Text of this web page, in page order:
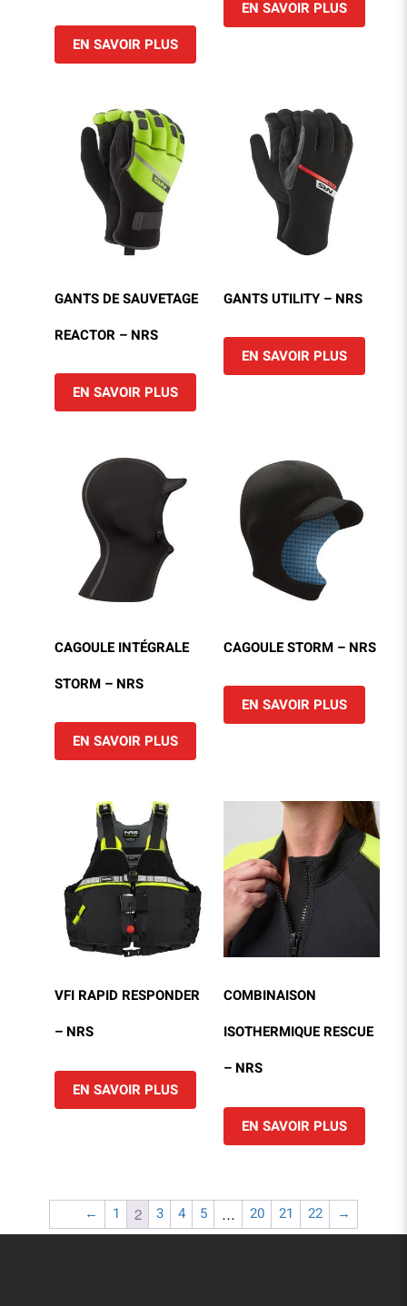
EN SAVOIR PLUS
EN SAVOIR PLUS
GANTS DE SAUVETAGE
REACTOR – NRS
EN SAVOIR PLUS
GANTS UTILITY – NRS
EN SAVOIR PLUS
CAGOULE INTÉGRALE
STORM – NRS
EN SAVOIR PLUS
CAGOULE STORM – NRS
EN SAVOIR PLUS
VFI RAPID RESPONDER
– NRS
EN SAVOIR PLUS
COMBINAISON
ISOTHERMIQUE RESCUE
– NRS
EN SAVOIR PLUS
← 1 2 3 4 5 … 20 21 22 →